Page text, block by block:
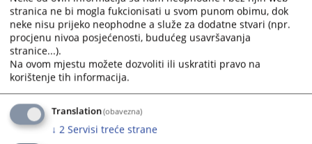
stranica ne bi mogla fukcionisati u svom punom obimu, dok
neke nisu prijeko neophodne a služe za dodatne stvari (npr.
procjenu nivoa posjećenosti, budućeg usavršavanja
stranice...).
Na ovom mjestu možete dozvoliti ili uskratiti pravo na
korištenje tih informacija.
Translation(obavezna)
↓ 2 Servisi treće strane